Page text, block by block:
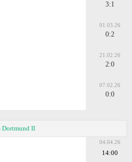
3:1
01.03.26
0:2
21.02.26
2:0
07.02.26
0:0
Dortmund II
04.04.26
14:00